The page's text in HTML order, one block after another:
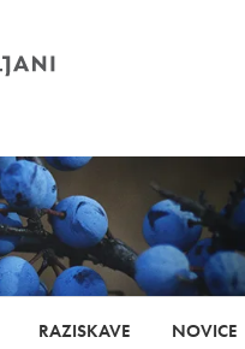
RAZISKAVE NOVICE